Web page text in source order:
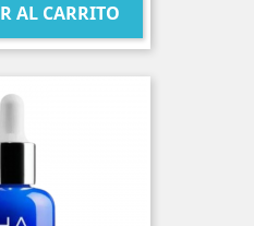
AL CARRITO